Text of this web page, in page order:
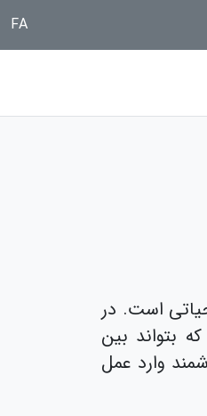
FA
است. در
بتواند بین
وارد عمل